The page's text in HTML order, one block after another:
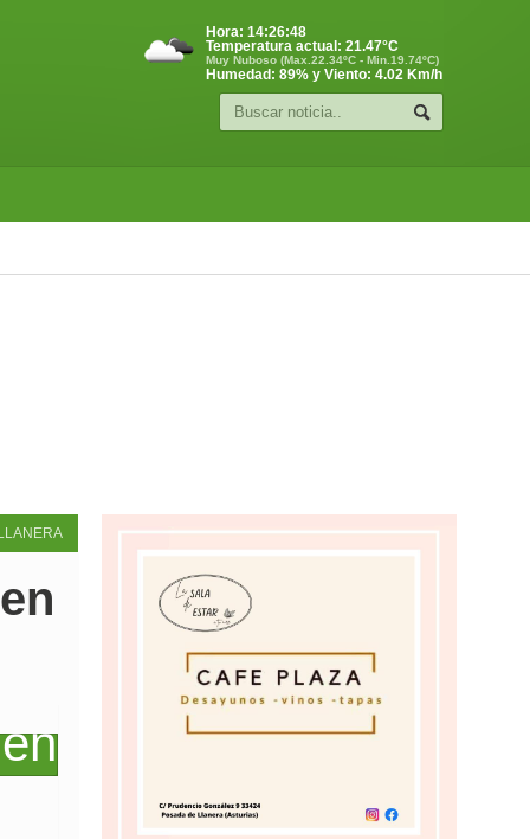
Hora: 14:26:49
Temperatura actual: 21.47°C
Muy Nuboso (Max.22.34ºC - Min.19.74ºC)
Humedad: 89% y Viento: 4.02 Km/h